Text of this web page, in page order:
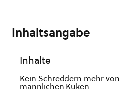
Inhaltsangabe
Inhalte
Kein Schreddern mehr von
männlichen Küken